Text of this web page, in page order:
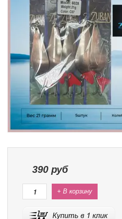
390 руб
+ В корзину